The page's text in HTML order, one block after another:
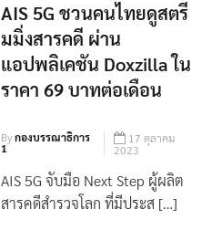
AIS 5G ชวนคนไทยดูสตรี
มมิ่งสารคดี ผ่าน
แอปพลิเคชัน Doxzilla ใน
ราคา 69 บาทต่อเดือน
Byกองบรรณาธิการ
1
17 ตุลาคม
2023
AIS 5G จับมือ Next Step ผู้ผลิต
สารคดีสำรวจโลก ที่มีประส […]